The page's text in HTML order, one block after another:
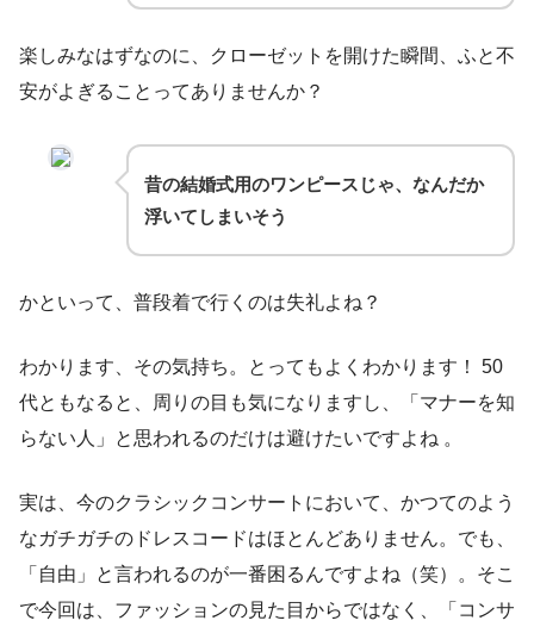
楽しみなはずなのに、クローゼットを開けた瞬間、ふと不
安がよぎることってありませんか？
昔の結婚式用のワンピースじゃ、なんだか
浮いてしまいそう
かといって、普段着で行くのは失礼よね？
わかります、その気持ち。とってもよくわかります！ 50
代ともなると、周りの目も気になりますし、「マナーを知
らない人」と思われるのだけは避けたいですよね 。
実は、今のクラシックコンサートにおいて、かつてのよう
なガチガチのドレスコードはほとんどありません。でも、
「自由」と言われるのが一番困るんですよね（笑）。そこ
で今回は、ファッションの見た目からではなく、「コンサ